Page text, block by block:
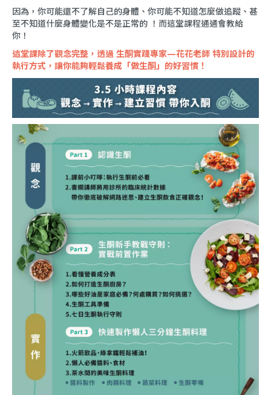
因為，你可能還不了解自己的身體、你可能不知道怎麼做追蹤、甚
至不知道什麼身體變化是不是正常的 ！而這堂課程通通會教給
你！
這堂課除了觀念完整，透過 生酮實踐專家—花花老師 特別設計的
執行方式，讓你能夠輕鬆養成「做生酮」的好習慣！